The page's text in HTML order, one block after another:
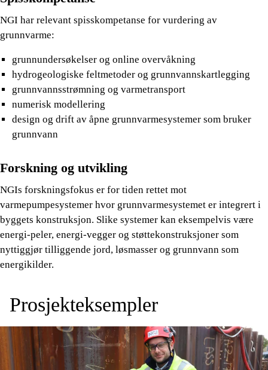
NGI har relevant spisskompetanse for vurdering av
grunnvarme:
grunnundersøkelser og online overvåkning
hydrogeologiske feltmetoder og grunnvannskartlegging
grunnvannsstrømning og varmetransport
numerisk modellering
design og drift av åpne grunnvarmesystemer som bruker
grunnvann
Forskning og utvikling
NGIs forskningsfokus er for tiden rettet mot
varmepumpesystemer hvor grunnvarmesystemet er integrert i
byggets konstruksjon. Slike systemer kan eksempelvis være
energi-peler, energi-vegger og støttekonstruksjoner som
nyttiggjør tilliggende jord, løsmasser og grunnvann som
energikilder.
Prosjekteksempler